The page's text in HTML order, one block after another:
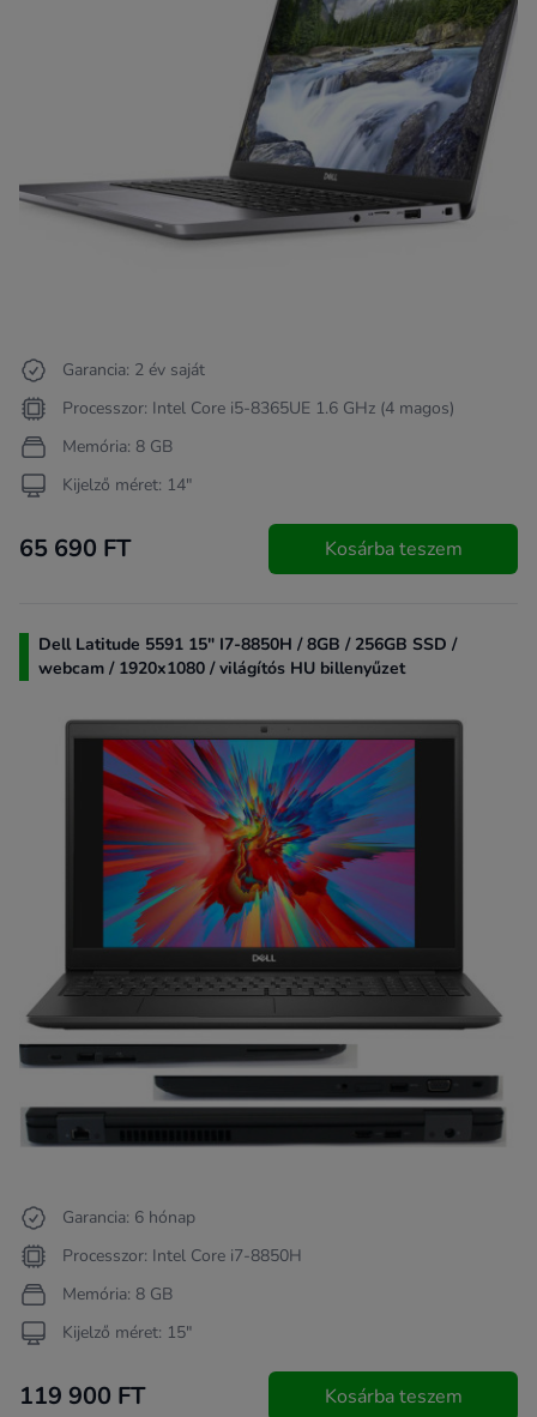
Garancia: 2 év saját
Processzor: Intel Core i5-8365UE 1.6 GHz (4 magos)
Memória: 8 GB
Kijelző méret: 14"
65 690 FT Kosárba teszem
Dell Latitude 5591 15" I7-8850H / 8GB / 256GB SSD /
webcam / 1920x1080 / világítós HU billenyűzet
Garancia: 6 hónap
Processzor: Intel Core i7-8850H
Memória: 8 GB
Kijelző méret: 15"
119 900 FT Kosárba teszem